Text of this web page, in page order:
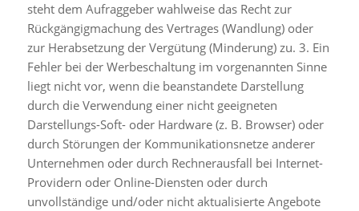
steht dem Aufraggeber wahlweise das Recht zur
Rückgängigmachung des Vertrages (Wandlung) oder
zur Herabsetzung der Vergütung (Minderung) zu. 3. Ein
Fehler bei der Werbeschaltung im vorgenannten Sinne
liegt nicht vor, wenn die beanstandete Darstellung
durch die Verwendung einer nicht geeigneten
Darstellungs-Soft- oder Hardware (z. B. Browser) oder
durch Störungen der Kommunikationsnetze anderer
Unternehmen oder durch Rechnerausfall bei Internet-
Providern oder Online-Diensten oder durch
unvollständige und/oder nicht aktualisierte Angebote